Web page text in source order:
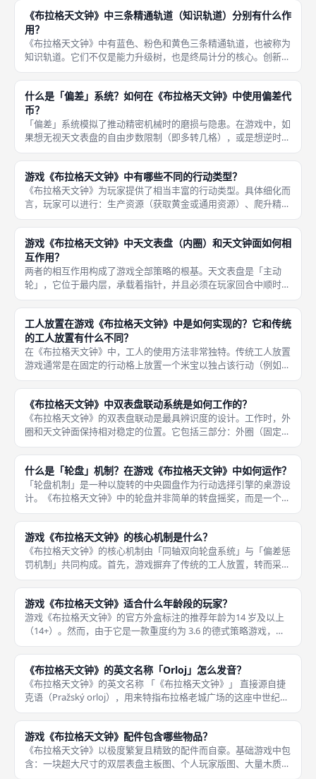
「生产行动
《布拉格天文钟》中三条精通轨道（知识轨道）分别有什么作
用？
《布拉格天文钟》中有蓝色、粉色和黄色三条精通轨道，也被称为
知识轨道。它们不仅是能力升级树，也是终局计分的核心。创新轨
道（蓝）：决定了每回合你旋转天文表盘的最大免费步数。 等级
越高，指针能走得越远，让你可以一步跨越大半个外环去执行想要
的行动；
什么是「偏差」系统？如何在《布拉格天文钟》中使用偏差代
币？
「偏差」系统模拟了推动精密机械时的磨损与隐患。在游戏中，如
果想无视天文表盘的自由步数限制（即多转几格），或是想逆时针
转动奥洛伊钟面来改变行动组合，就必须翻面一个偏差标记（露出
背面的破损齿轮图标）。 使用偏差代币属于「透支未来」行为。
当游戏阶
游戏《布拉格天文钟》中有哪些不同的行动类型？
《布拉格天文钟》为玩家提供了相当丰富的行动类型。具体细化而
言，玩家可以进行：生产资源（获取黄金或通用资源）、爬升精通
轨道（蓝/粉/黄轨道解锁更强的能力）、拿取使徒（填充个人面板
以获取即时奖励）、建造钟表（将圆盘拼入公共区）、移动画家
（推动个
游戏《布拉格天文钟》中天文表盘（内圈）和天文钟面如何相
互作用？
两者的相互作用构成了游戏全部策略的根基。天文表盘是「主动
轮」，它位于最内层，承载着指针，并且必须在玩家回合中顺时针
旋转（至少一格，最多受创新轨制约）。 天文钟面是「从动
层」，通常不可自行转动，只有在玩家执行某些特定行动或使用
「偏差」强制干预
工人放置在游戏《布拉格天文钟》中是如何实现的？它和传统
的工人放置有什么不同？
在《布拉格天文钟》中，工人的使用方法非常独特。传统工人放置
游戏通常是在固定的行动格上放置一个米宝以独占该行动（例如
《石器时代》）。你需要先通过旋转表盘来确定你要执行的动作，
然后将工人放置在指针所指向的位置去标记和执行这个复合行动。
但在这里
《布拉格天文钟》中双表盘联动系统是如何工作的？
《布拉格天文钟》的双表盘联动是最具辨识度的设计。工作时，外
圈和天文钟面保持相对稳定的位置。它包括三部分：外圈（固定，
承载主力建造行动）、内层天文钟面（可逆时针旋转，承载基础行
动）、最内层天文表盘（始终顺时针旋转，可移动指针）。 当你
旋转天文
什么是「轮盘」机制？在游戏《布拉格天文钟》中如何运作？
「轮盘机制」是一种以旋转的中央圆盘作为行动选择引擎的桌游设
计。《布拉格天文钟》中的轮盘并非简单的转盘摇奖，而是一个精
密的「指针导航系统」。游戏中主板分为三个同心层：最外圈印有
主要行动（如建造、拿使徒）；中间层是逆时针旋转的奥洛伊钟
面，承载基
游戏《布拉格天文钟》的核心机制是什么？
《布拉格天文钟》的核心机制由「同轴双向轮盘系统」与「偏差惩
罚机制」共同构成。首先，游戏摒弃了传统的工人放置，转而采用
动态轮盘。主板中央设有一个顺时针旋转的天文表盘和一个可逆时
针旋转的奥洛伊钟面。 其次，为了追求更完美的组合行动，引入
了「偏差
游戏《布拉格天文钟》适合什么年龄段的玩家？
游戏《布拉格天文钟》的官方外盒标注的推荐年龄为14 岁及以上
（14+）。然而，由于它是一款重度约为 3.6 的德式策略游戏，涉
及相当复杂的资源转换、双盘旋转编程以及终局得分规划，它绝对
不适合作为低龄儿童桌游。 我们建议至少有 2-3 年现代
《布拉格天文钟》的英文名称「Orloj」怎么发音？
《布拉格天文钟》的英文名称 「《布拉格天文钟》」 直接源自捷
克语（Pražský orloj），用来特指布拉格老城广场的这座中世纪天
文钟。最普遍的标准英文发音近似于「奥尔洛伊」（Or-loy），其
中的「r」需要稍微带有一点弹舌的卷舌感，类似
游戏《布拉格天文钟》配件包含哪些物品？
《布拉格天文钟》以极度繁复且精致的配件而自豪。基础游戏中包
含：一块超大尺寸的双层表盘主板图、个人玩家版图、大量木质工